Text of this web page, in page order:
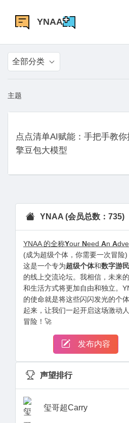
YNAA
全部分类
主题
点点清单AI赋能：手把手教你
擎豆包大模型
YNAA (会员总数：735)
YNAA 的全称Your Need An A
(成为超级个体，你需要一次冒险)
这是一个专为超级个体和数字游民
的线上交流论坛。我相信，未来
和生活方式将更加自由和独立。
的使命就是将这些闪闪发光的个
起来，让我们一起开启这场激动
冒险！🚀
发布内容
声望排行
玺哥超Carry